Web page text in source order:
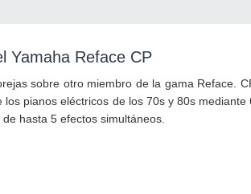
Yamaha Reface CP
sobre otro miembro de la gama Reface.
los pianos eléctricos de los 70s y 80s mediante
hasta 5 efectos simultáneos.